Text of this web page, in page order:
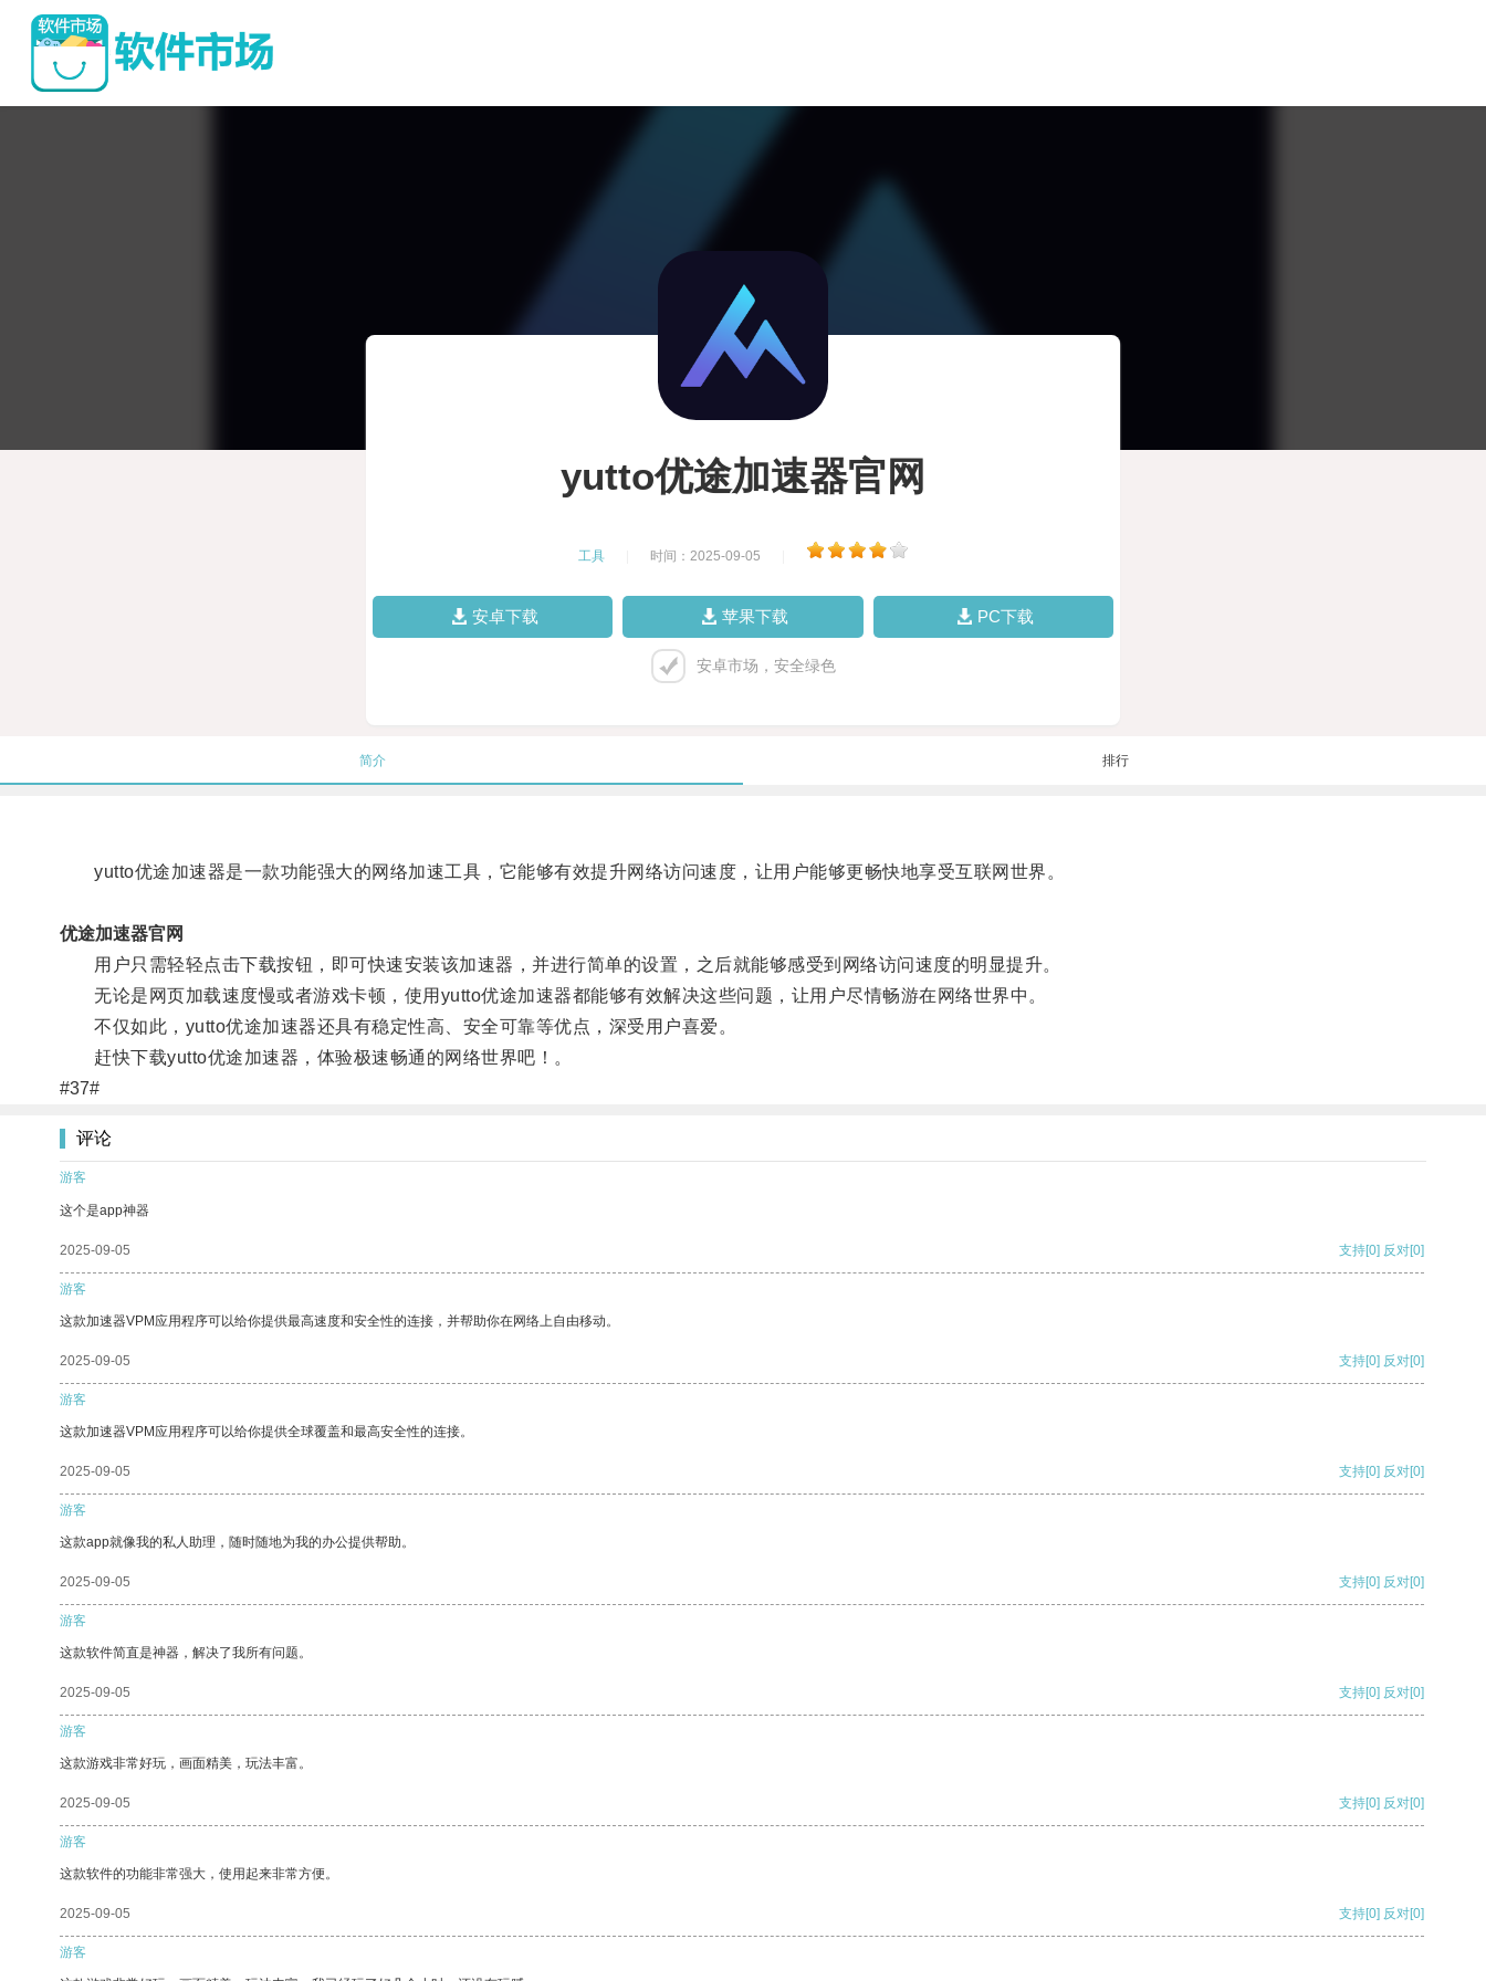
yutto优途加速器官网
工具 时间：2025-09-05
安卓下载 苹果下载 PC下载
安卓市场，安全绿色
简介 排行
yutto优途加速器是一款功能强大的网络加速工具，它能够有效提升网络访问速度，让用户能够更畅快地享受互联网世界。
优途加速器官网
用户只需轻轻点击下载按钮，即可快速安装该加速器，并进行简单的设置，之后就能够感受到网络访问速度的明显提升。
无论是网页加载速度慢或者游戏卡顿，使用yutto优途加速器都能够有效解决这些问题，让用户尽情畅游在网络世界中。
不仅如此，yutto优途加速器还具有稳定性高、安全可靠等优点，深受用户喜爱。
赶快下载yutto优途加速器，体验极速畅通的网络世界吧！。
#37#
评论
游客
这个是app神器
2025-09-05 支持[0] 反对[0]
游客
这款加速器VPM应用程序可以给你提供最高速度和安全性的连接，并帮助你在网络上自由移动。
2025-09-05 支持[0] 反对[0]
游客
这款加速器VPM应用程序可以给你提供全球覆盖和最高安全性的连接。
2025-09-05 支持[0] 反对[0]
游客
这款app就像我的私人助理，随时随地为我的办公提供帮助。
2025-09-05 支持[0] 反对[0]
游客
这款软件简直是神器，解决了我所有问题。
2025-09-05 支持[0] 反对[0]
游客
这款游戏非常好玩，画面精美，玩法丰富。
2025-09-05 支持[0] 反对[0]
游客
这款软件的功能非常强大，使用起来非常方便。
2025-09-05 支持[0] 反对[0]
游客